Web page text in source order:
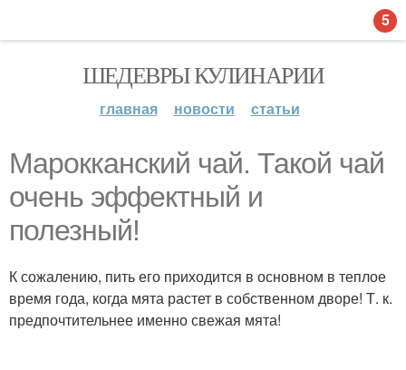
ШЕДЕВРЫ КУЛИНАРИИ
главная новости статьи
Марокканский чай. Такой чай
очень эффектный и
полезный!
К сожалению, пить его приходится в основном в теплое
время года, когда мята растет в собственном дворе! Т. к.
предпочтительнее именно свежая мята!
5